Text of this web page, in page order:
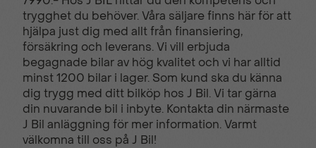
Avstängningsbar
airbag passagerare
Backstartshjälp
Barnlås Bluetooth (handsfree)
trygghet du behöver. Våra säljare finns här för att
hjälpa just dig med allt från finansiering,
försäkring och leverans. Vi vill erbjuda
begagnade bilar av hög kvalitet och vi har alltid
minst 1200 bilar i lager. Som kund ska du känna
dig trygg med ditt bilköp hos J Bil. Vi tar gärna
din nuvarande bil i inbyte. Kontakta din närmaste
J Bil anläggning för mer information. Varmt
välkomna till oss på J Bil!